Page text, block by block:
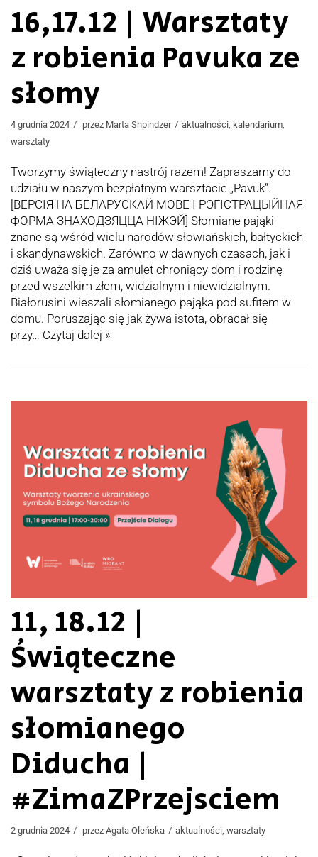
16,17.12 | Warsztaty
z robienia Pavuka ze
słomy
4 grudnia 2024 przez Marta Shpindzer aktualności kalendarium
warsztaty
Tworzymy świąteczny nastrój razem! Zapraszamy do
udziału w naszym bezpłatnym warsztacie „Pavuk”.
[ВЕРСІЯ НА БЕЛАРУСКАЙ МОВЕ І РЭГІСТРАЦЫЙНАЯ
ФОРМА ЗНАХОДЗЯЦЦА НІЖЭЙ] Słomiane pająki
znane są wśród wielu narodów słowiańskich, bałtyckich
i skandynawskich. Zarówno w dawnych czasach, jak i
dziś uważa się je za amulet chroniący dom i rodzinę
przed wszelkim złem, widzialnym i niewidzialnym.
Białorusini wieszali słomianego pająka pod sufitem w
domu. Poruszając się jak żywa istota, obracał się
przy… Czytaj dalej »
11, 18.12 |
Świąteczne
warsztaty z robienia
słomianego
Diducha |
#ZimaZPrzejsciem
2 grudnia 2024 przez Agata Oleńska aktualności, warsztaty